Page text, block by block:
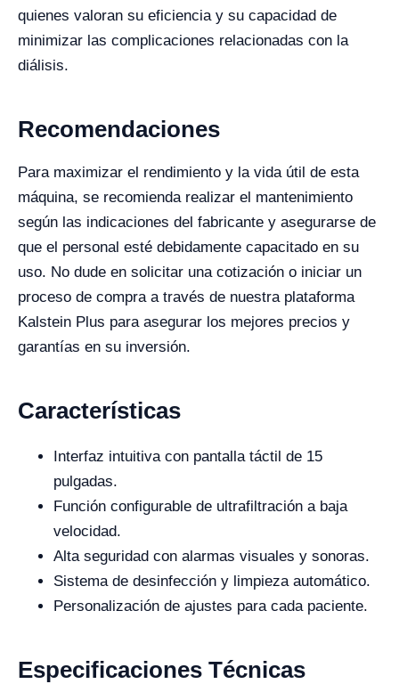
quienes valoran su eficiencia y su capacidad de
minimizar las complicaciones relacionadas con la
diálisis.
Recomendaciones
Para maximizar el rendimiento y la vida útil de esta
máquina, se recomienda realizar el mantenimiento
según las indicaciones del fabricante y asegurarse de
que el personal esté debidamente capacitado en su
uso. No dude en solicitar una cotización o iniciar un
proceso de compra a través de nuestra plataforma
Kalstein Plus para asegurar los mejores precios y
garantías en su inversión.
Características
Interfaz intuitiva con pantalla táctil de 15
pulgadas.
Función configurable de ultrafiltración a baja
velocidad.
Alta seguridad con alarmas visuales y sonoras.
Sistema de desinfección y limpieza automático.
Personalización de ajustes para cada paciente.
Especificaciones Técnicas